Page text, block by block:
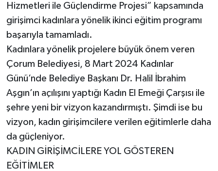
Hizmetleri ile Güçlendirme Projesi” kapsamında
girişimci kadınlara yönelik ikinci eğitim programı
başarıyla tamamladı.
Kadınlara yönelik projelere büyük önem veren
Çorum Belediyesi, 8 Mart 2024 Kadınlar
Günü’nde Belediye Başkanı Dr. Halil İbrahim
Aşgın’ın açılışını yaptığı Kadın El Emeği Çarşısı ile
şehre yeni bir vizyon kazandırmıştı. Şimdi ise bu
vizyon, kadın girişimcilere verilen eğitimlerle daha
da güçleniyor.
KADIN GİRİŞİMCİLERE YOL GÖSTEREN
EĞİTİMLER
Sungurlu
Uğurludağ
Sağlık